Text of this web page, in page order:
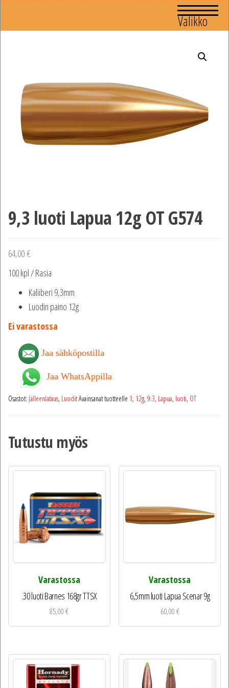
Valikko
9,3 luoti Lapua 12g OT G574
64,00 €
100 kpl / Rasia
Kaliiberi 9,3mm
Luodin paino 12g
Ei varastossa
Jaa sähköpostilla
Jaa WhatsAppilla
Osastot: Jälleenlataus, LuoditAvainsanat tuotteelle 1, 12g, 9.3, Lapua, luoti, OT
Tutustu myös
Varastossa
.30 luoti Barnes 168gr TTSX
85,00€
Varastossa
6,5mm luoti Lapua Scenar 9g
60,00€